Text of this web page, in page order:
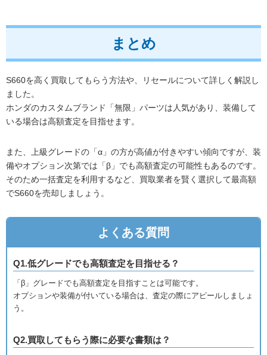
まとめ
S660を高く買取してもらう方法や、リセールについて詳しく解説し
ました。
ホンダのカスタムブランド「無限」パーツは人気があり、装備して
いる場合は高額査定を目指せます。
また、上級グレードの「α」の方が高値が付きやすい傾向ですが、装
備やオプション次第では「β」でも高額査定の可能性もあるのです。
そのため一括査定を利用するなど、買取業者を賢く選択して最高額
でS660を売却しましょう。
よくある質問
Q1.低グレードでも高額査定を目指せる？
「β」グレードでも高額査定を目指すことは可能です。
オプションや装備が付いている場合は、査定の際にアピールしましょ
う。
Q2.買取してもらう際に必要な書類は？